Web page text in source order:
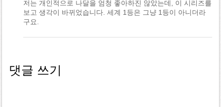
저는 개인적으로 나달을 엄청 좋아하진 않았는데, 이 시리즈를
보고 생각이 바뀌었습니다. 세계 1등은 그냥 1등이 아니더라
구요.
댓글 쓰기